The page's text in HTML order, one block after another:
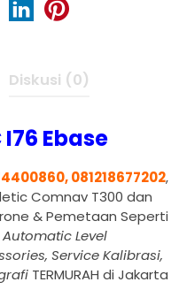
Diskusi (0)
I76 Ebase
081218677202,
Comnav T300 dan
& Pemetaan Seperti
Level
Service Kalibrasi,
TERMURAH di Jakarta